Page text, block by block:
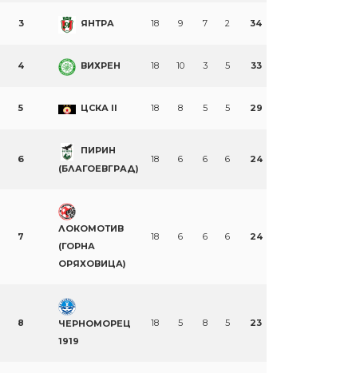
3 ЯНТРА 18 9 7 2 34
4 ВИХРЕН 18 10 3 5 33
5 ЦСКА II 18 8 5 5 29
6
ПИРИН
(БЛАГОЕВГРАД)
18 6 6 6 24
7
ЛОКОМОТИВ
(ГОРНА
ОРЯХОВИЦА)
18 6 6 6 24
8
ЧЕРНОМОРЕЦ
1919
18 5 8 5 23